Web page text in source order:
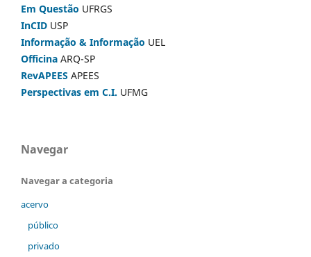
Em Questão UFRGS
InCID USP
Informação & Informação UEL
Officina ARQ-SP
RevAPEES APEES
Perspectivas em C.I. UFMG
Navegar
Navegar a categoria
acervo
público
privado